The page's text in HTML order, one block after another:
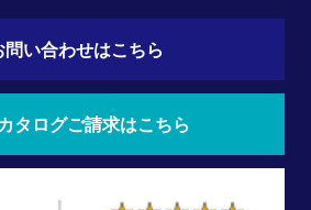
問い合わせはこちら
タログご請求はこちら